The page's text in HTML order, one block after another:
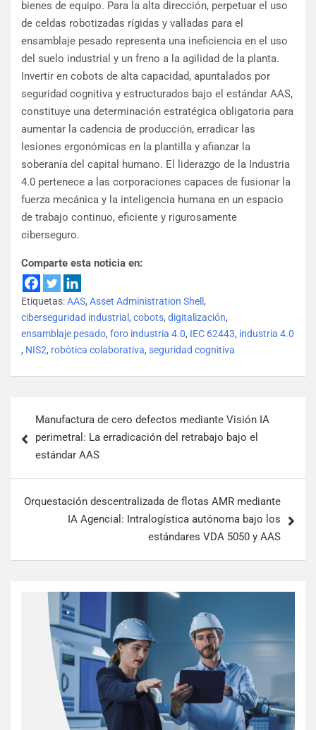
bienes de equipo. Para la alta dirección, perpetuar el uso
de celdas robotizadas rígidas y valladas para el
ensamblaje pesado representa una ineficiencia en el uso
del suelo industrial y un freno a la agilidad de la planta.
Invertir en cobots de alta capacidad, apuntalados por
seguridad cognitiva y estructurados bajo el estándar AAS,
constituye una determinación estratégica obligatoria para
aumentar la cadencia de producción, erradicar las
lesiones ergonómicas en la plantilla y afianzar la
soberanía del capital humano. El liderazgo de la Industria
4.0 pertenece a las corporaciones capaces de fusionar la
fuerza mecánica y la inteligencia humana en un espacio
de trabajo continuo, eficiente y rigurosamente
ciberseguro.
Comparte esta noticia en:
Etiquetas:AAS, Asset Administration Shell ,
ciberseguridad industrial , cobots, digitalización,
ensamblaje pesado, foro industria 4.0, IEC 62443, industria 4.0
, NIS2, robótica colaborativa, seguridad cognitiva
Manufactura de cero defectos mediante Visión IA
perimetral: La erradicación del retrabajo bajo el
estándar AAS
Orquestación descentralizada de flotas AMR mediante
IA Agencial: Intralogística autónoma bajo los
estándares VDA 5050 y AAS